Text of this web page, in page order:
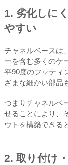
1. 劣化しに
やすい
チャネルベースは
ーを含む多くのケ
平90度のフッティ
ざまな細かい部品
つまりチャネルベ
せることにより、
ウトを構築できる
2. 取り付け